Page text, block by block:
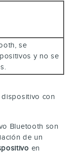
se
y no se
con
Bluetooth son
de un
en